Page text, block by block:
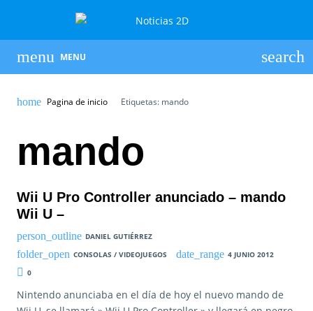
MENU
Pagina de inicio Etiquetas: mando
mando
Wii U Pro Controller anunciado – mando
Wii U –
DANIEL GUTIÉRREZ
CONSOLAS / VIDEOJUEGOS
4 JUNIO 2012
0
Nintendo anunciaba en el día de hoy el nuevo mando de